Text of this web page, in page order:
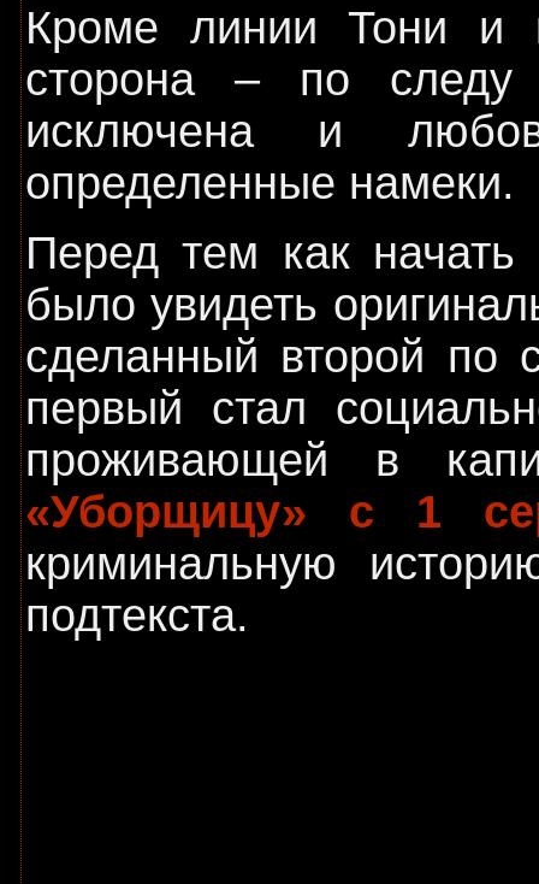
Кроме линии Тони и
сторона – по
исключена и
определенные намеки.
Перед тем как начать
было увидеть
сделанный второй по
первый стал
проживающей в
«Уборщицу» с 1
криминальную
подтекста.